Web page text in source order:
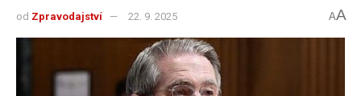
od Zpravodajství 22. 9. 2025 AA